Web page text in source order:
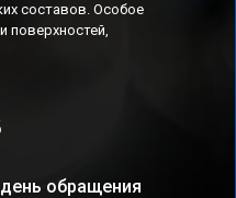
составов. Особое
поверхностей,
обращения